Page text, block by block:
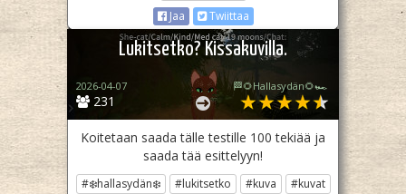
Jaa
Twiittaa
Lukitsetko? Kissakuvilla.
231
2026-04-07 🏁🌻Hallasydän🌻🏎️
Koitetaan saada tälle testille 100 tekiää ja
saada tää esittelyyn!
#❄️hallasydän❄️ #lukitsetko #kuva
#kuvat